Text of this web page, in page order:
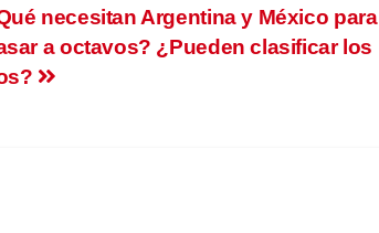
necesitan Argentina y México para
a octavos? ¿Pueden clasificar los